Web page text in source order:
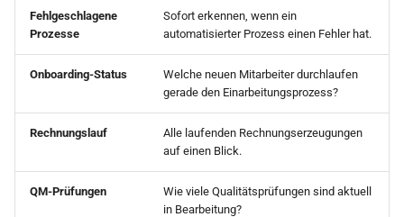
Externer User Task
Deployment von Prozessen
Vordefinierte Services
Fax versenden
Fax-Status abfragen
E-Rechnung erstellen
erstellen
Fehlgeschlagene
Prozesse
Sofort erkennen, wenn ein
automatisierter Prozess einen Fehler hat.
Onboarding-Status
Welche neuen Mitarbeiter durchlaufen
gerade den Einarbeitungsprozess?
Rechnungslauf
Alle laufenden Rechnungserzeugungen
auf einen Blick.
QM-Prüfungen
Wie viele Qualitätsprüfungen sind aktuell
in Bearbeitung?